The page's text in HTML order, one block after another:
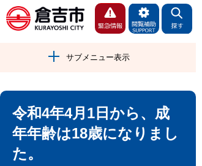
サブメニュー表示
令和4年4月1日から、成
年年齢は18歳になりまし
た。